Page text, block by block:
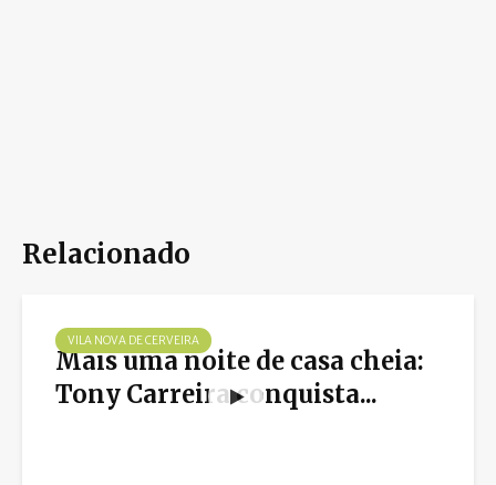
Relacionado
VILA NOVA DE CERVEIRA
Mais uma noite de casa cheia:
Tony Carreira conquista...